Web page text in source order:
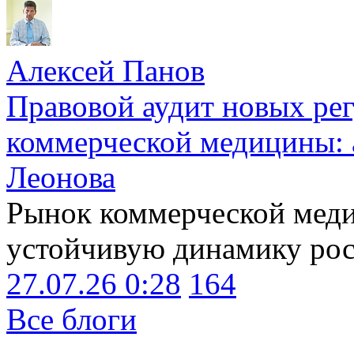
Алексей Панов
Правовой аудит новых
коммерческой медицины:
Леонова
Рынок коммерческой
устойчивую динамику
27.07.26 0:28 164
Все блоги